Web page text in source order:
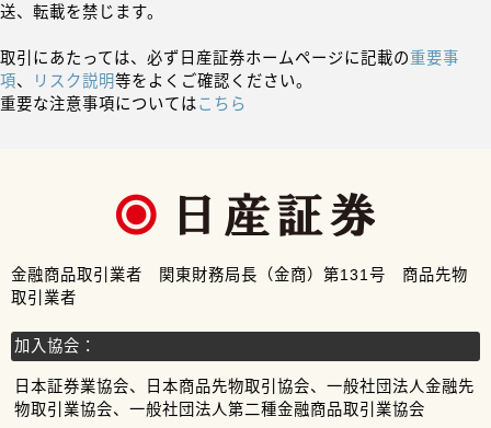
送、転載を禁じます。
取引にあたっては、必ず日産証券ホームページに記載の重要事
項、 リスク説明等をよくご確認ください。
重要な注意事項についてはこちら
金融商品取引業者 関東財務局長（金商）第131号 商品先物
取引業者
加入協会：
日本証券業協会、日本商品先物取引協会、一般社団法人金融先
物取引業協会、一般社団法人第二種金融商品取引業協会